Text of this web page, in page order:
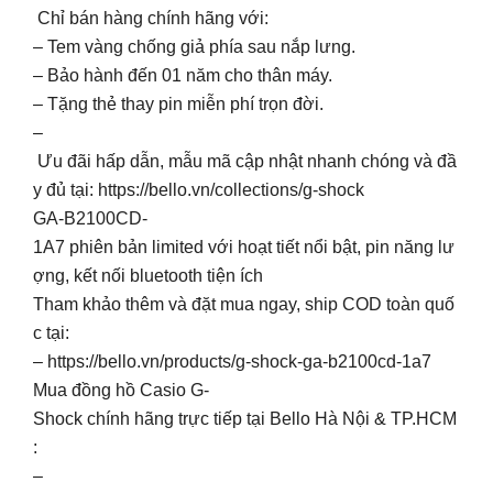
Chỉ bán hàng chính hãng với:
– Tem vàng chống giả phía sau nắp lưng.
– Bảo hành đến 01 năm cho thân máy.
– Tặng thẻ thay pin miễn phí trọn đời.
–
Ưu đãi hấp dẫn, mẫu mã cập nhật nhanh chóng và đầ
y đủ tại: https://bello.vn/collections/g-shock
GA-B2100CD-
1A7 phiên bản limited với hoạt tiết nổi bật, pin năng lư
ợng, kết nối bluetooth tiện ích
Tham khảo thêm và đặt mua ngay, ship COD toàn quố
c tại:
– https://bello.vn/products/g-shock-ga-b2100cd-1a7
Mua đồng hồ Casio G-
Shock chính hãng trực tiếp tại Bello Hà Nội & TP.HCM
:
–